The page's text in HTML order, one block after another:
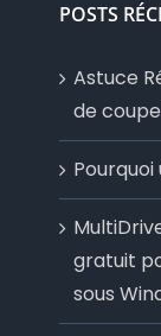
POSTS
Astuce
de
gratuit
sous